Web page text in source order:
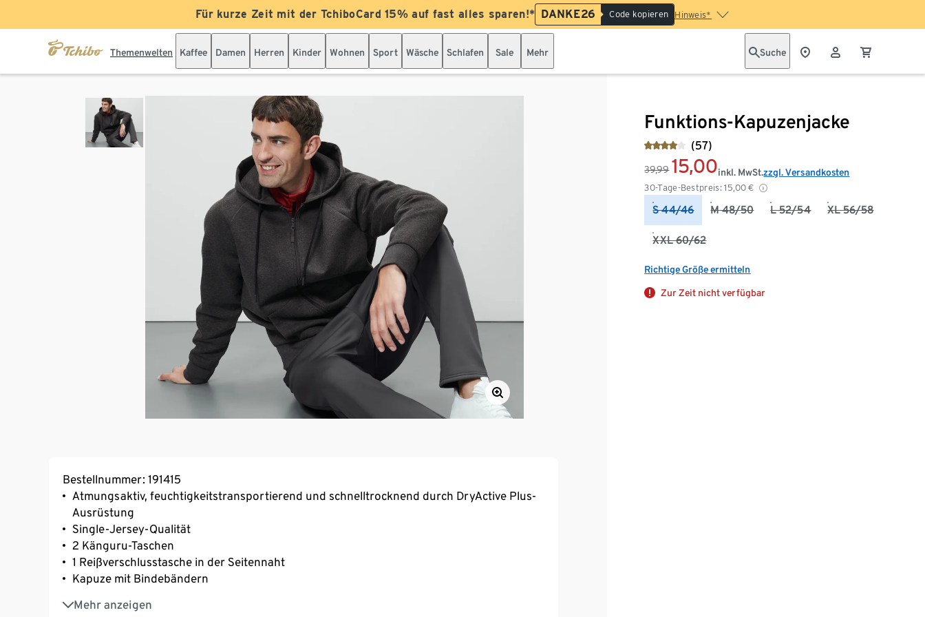
Für kurze Zeit mit der TchiboCard 15% auf fast alles sparen!* DANKE26 Code kopieren Hinweis*
Themenwelten Kaffee Damen Herren Kinder Wohnen Sport Wäsche Schlafen Sale Mehr Suche
Funktions-Kapuzenjacke
(57)
39,99 15,00
30-Tage-Bestpreis: 15,00 €
inkl. MwSt.zzgl. Versandkosten
S 44/46 M 48/50 L 52/54 XL 56/58
XXL 60/62
Richtige Größe ermitteln
Zur Zeit nicht verfügbar
Bestellnummer: 191415
Atmungsaktiv, feuchtigkeitstransportierend und schnelltrocknend durch DryActive Plus-
Ausrüstung
Single-Jersey-Qualität
2 Känguru-Taschen
1 Reißverschlusstasche in der Seitennaht
Kapuze mit Bindebändern
Mehr anzeigen
Mit Frontreißverschluss
Elastische Rippbündchen an Ärmel und Saum